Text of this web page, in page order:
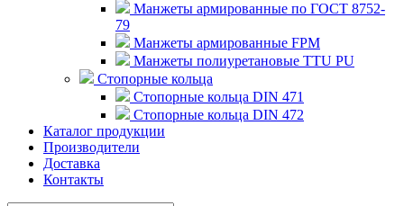
Манжеты армированные по ГОСТ 8752-
79
Манжеты армированные FPM
Манжеты полиуретановые TTU PU
Стопорные кольца
Стопорные кольца DIN 471
Стопорные кольца DIN 472
Каталог продукции
Производители
Доставка
Контакты